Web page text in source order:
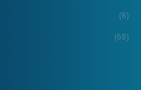
(8)
(68)